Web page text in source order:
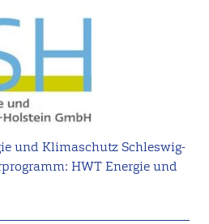
und Klimaschutz Schleswig-
HWT Energie und